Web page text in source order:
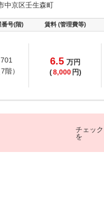
中京区壬生森町
番号(階) 賃料 (管理費等)
701
7階）
6.5 万円
(8,000 円)
チェッ
を